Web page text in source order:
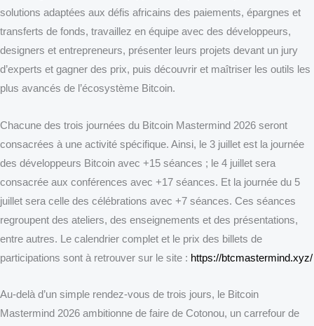
solutions adaptées aux défis africains des paiements, épargnes et
transferts de fonds, travaillez en équipe avec des développeurs,
designers et entrepreneurs, présenter leurs projets devant un jury
d’experts et gagner des prix, puis découvrir et maîtriser les outils les
plus avancés de l’écosystème Bitcoin.
Chacune des trois journées du Bitcoin Mastermind 2026 seront
consacrées à une activité spécifique. Ainsi, le 3 juillet est la journée
des développeurs Bitcoin avec +15 séances ; le 4 juillet sera
consacrée aux conférences avec +17 séances. Et la journée du 5
juillet sera celle des célébrations avec +7 séances. Ces séances
regroupent des ateliers, des enseignements et des présentations,
entre autres. Le calendrier complet et le prix des billets de
participations sont à retrouver sur le site : https://btcmastermind.xyz/
Au-delà d’un simple rendez-vous de trois jours, le Bitcoin
Mastermind 2026 ambitionne de faire de Cotonou, un carrefour de